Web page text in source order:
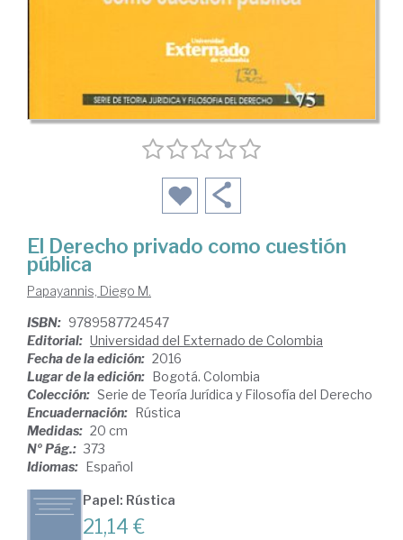
El Derecho privado como cuestión
pública
Papayannis, Diego M.
ISBN: 9789587724547
Editorial: Universidad del Externado de Colombia
Fecha de la edición: 2016
Lugar de la edición: Bogotá. Colombia
Colección: Serie de Teoría Jurídica y Filosofía del Derecho
Encuadernación: Rústica
Medidas: 20 cm
Nº Pág.: 373
Idiomas: Español
Papel: Rústica
21,14 €